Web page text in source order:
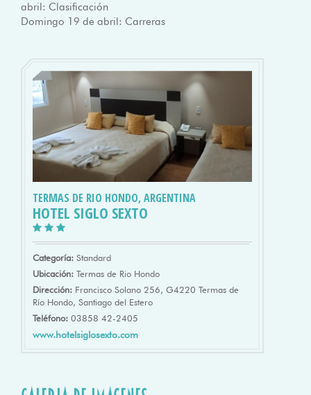
abril: Clasificación
Domingo 19 de abril: Carreras
TERMAS DE RIO HONDO, ARGENTINA
HOTEL SIGLO SEXTO
Categoría: Standard
Ubicación: Termas de Rio Hondo
Dirección: Francisco Solano 256, G4220 Termas de
Río Hondo, Santiago del Estero
Teléfono: 03858 42-2405
www.hotelsiglosexto.com